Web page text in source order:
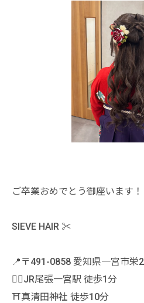
ご卒業おめでとう御座います！
SIEVE HAIR ✂️
📍〒491-0858 愛知県一宮市栄
🚶‍♀️JR尾張一宮駅 徒歩1分
⛩真清田神社 徒歩10分